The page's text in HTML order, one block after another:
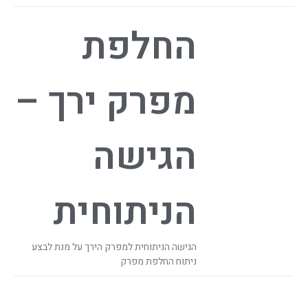
החלפת
מפרק ירך –
הגישה
הניתוחית
הגישה הניתוחית למפרק הירך על מנת לבצע
ניתוח החלפת מפרק